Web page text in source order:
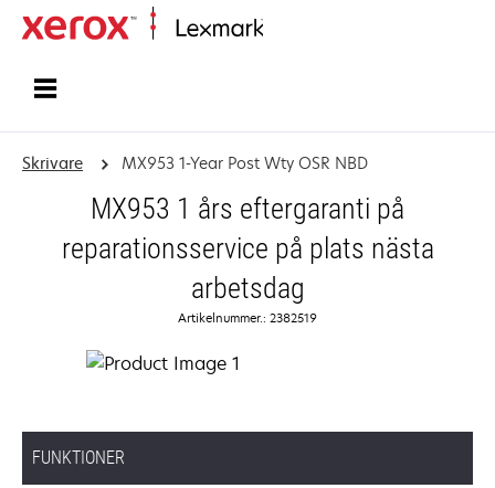
Skrivare MX953 1-Year Post Wty OSR NBD
MX953 1 års eftergaranti på
reparationsservice på plats nästa
arbetsdag
Artikelnummer.: 2382519
FUNKTIONER